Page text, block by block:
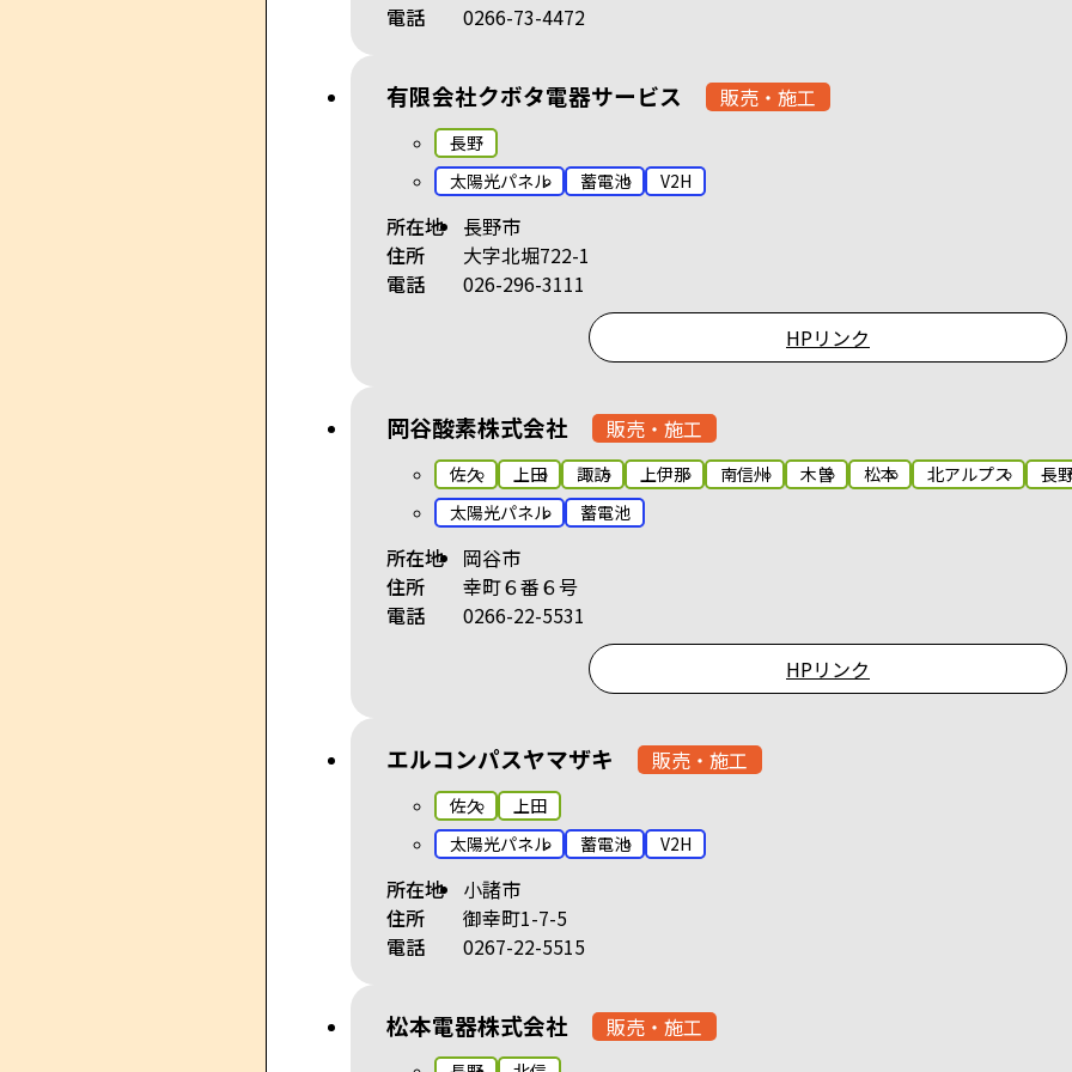
電話
0266-73-4472
有限会社クボタ電器サービス 販売・施工
長野
太陽光パネル
蓄電池 V2H
所在地
長野市
住所
大字北堀722-1
電話
026-296-3111
HPリンク
岡谷酸素株式会社 販売・施工
佐久 上田 諏訪 上伊那 南信州 木曽 松本 北アルプス
長
太陽光パネル
蓄電池
所在地
岡谷市
住所
幸町６番６号
電話
0266-22-5531
HPリンク
エルコンパスヤマザキ 販売・施工
佐久
上田
太陽光パネル
蓄電池 V2H
所在地
小諸市
住所
御幸町1-7-5
電話
0267-22-5515
松本電器株式会社 販売・施工